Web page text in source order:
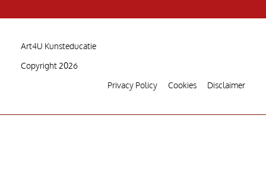
Art4U Kunsteducatie
Copyright 2026
Privacy Policy
Cookies Disclaimer